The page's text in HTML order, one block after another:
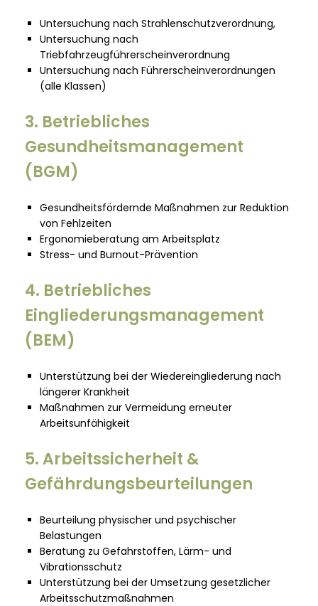
Untersuchung nach Strahlenschutzverordnung,
Untersuchung nach
Triebfahrzeugführerscheinverordnung
Untersuchung nach Führerscheinverordnungen
(alle Klassen)
3. Betriebliches
Gesundheitsmanagement
(BGM)
Gesundheitsfördernde Maßnahmen zur Reduktion
von Fehlzeiten
Ergonomieberatung am Arbeitsplatz
Stress- und Burnout-Prävention
4. Betriebliches
Eingliederungsmanagement
(BEM)
Unterstützung bei der Wiedereingliederung nach
längerer Krankheit
Maßnahmen zur Vermeidung erneuter
Arbeitsunfähigkeit
5. Arbeitssicherheit &
Gefährdungsbeurteilungen
Beurteilung physischer und psychischer
Belastungen
Beratung zu Gefahrstoffen, Lärm- und
Vibrationsschutz
Unterstützung bei der Umsetzung gesetzlicher
Arbeitsschutzmaßnahmen